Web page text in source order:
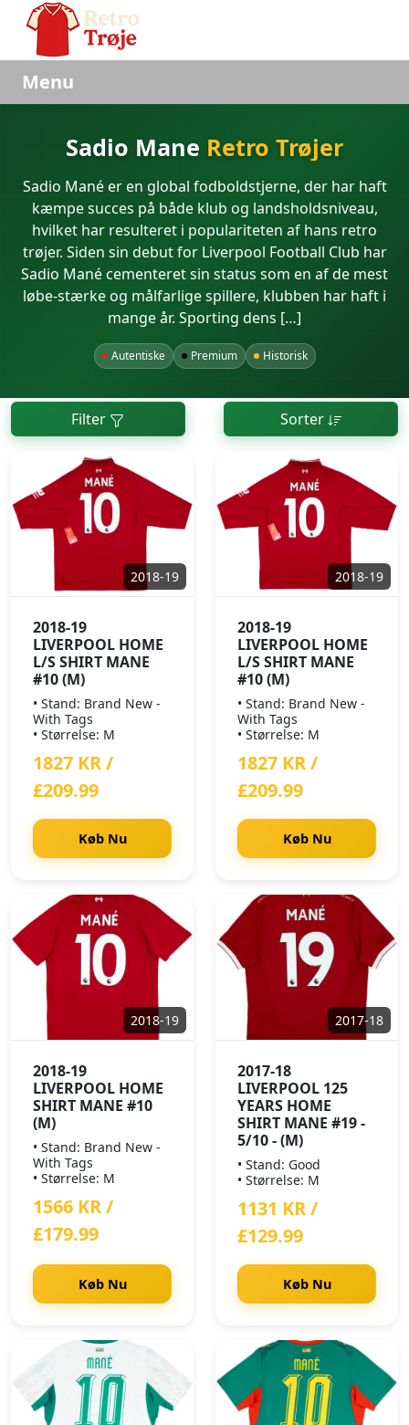
Menu
Sadio Mane Retro Trøjer
Sadio Mané er en global fodboldstjerne, der har haft
kæmpe succes på både klub og landsholdsniveau,
hvilket har resulteret i populariteten af hans retro
trøjer. Siden sin debut for Liverpool Football Club har
Sadio Mané cementeret sin status som en af de mest
løbe-stærke og målfarlige spillere, klubben har haft i
mange år. Sporting dens […]
Autentiske Premium Historisk
Filter Sorter
2018-19
2018-19
LIVERPOOL HOME
L/S SHIRT MANE
#10 (M)
• Stand: Brand New -
With Tags
• Størrelse: M
1827 KR /
£209.99
Køb Nu
2018-19
2018-19
LIVERPOOL HOME
L/S SHIRT MANE
#10 (M)
• Stand: Brand New -
With Tags
• Størrelse: M
1827 KR /
£209.99
Køb Nu
2018-19
2018-19
LIVERPOOL HOME
SHIRT MANE #10
(M)
• Stand: Brand New -
With Tags
• Størrelse: M
1566 KR /
£179.99
Køb Nu
2017-18
2017-18
LIVERPOOL 125
YEARS HOME
SHIRT MANE #19 -
5/10 - (M)
• Stand: Good
• Størrelse: M
1131 KR /
£129.99
Køb Nu